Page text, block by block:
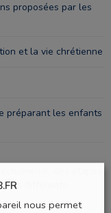
proposées par les
et la vie chrétienne
préparant les enfants
différents
nous permet